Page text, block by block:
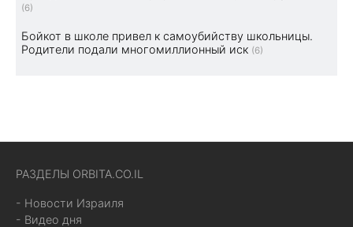
(6)
Бойкот в школе привел к самоубийству школьницы.
Родители подали многомиллионный иск (6)
РАЗДЕЛЫ ORBITA.CO.IL
- Новости Израиля
- Видео дня